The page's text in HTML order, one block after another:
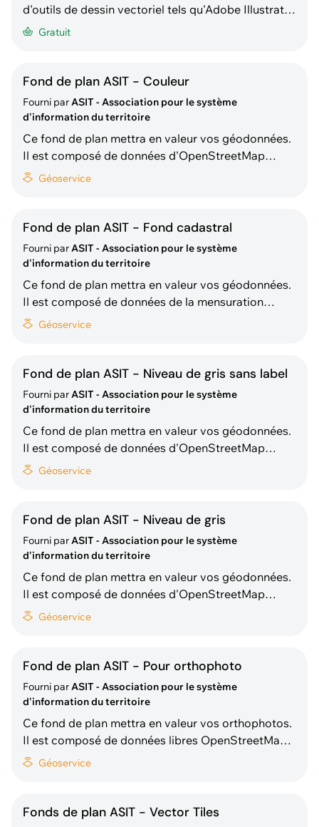
d'outils de dessin vectoriel tels qu'Adobe Illustrator
ou Inkscape ? Cette donnée vous fournit un fond
Chaque groupe d'objets possède une symbologie
Gratuit
Fond de plan ASIT - Couleur
Fourni parASIT - Association pour le système
d'information du territoire
Ce fond de plan mettra en valeur vos géodonnées.
Il est composé de données d'OpenStreetMap
(limites administratives, occupation du sol,
hors sol et adresses des bâtiments issues de la
MO) et de l'
Géoservice
Fond de plan ASIT - Fond cadastral
Fourni parASIT - Association pour le système
d'information du territoire
Ce fond de plan mettra en valeur vos géodonnées.
Il est composé de données de la mensuration
officielle (parcelles, DDP, bâtiments, adresses,
communales pour le Valais ne sont pas visible
Géoservice
Fond de plan ASIT - Niveau de gris sans label
Fourni parASIT - Association pour le système
d'information du territoire
Ce fond de plan mettra en valeur vos géodonnées.
Il est composé de données d'OpenStreetMap
(limites administratives, occupation du sol,
hors sol issues de la MO) et de l'Office fédéral de
topograp
Géoservice
Fond de plan ASIT - Niveau de gris
Fourni parASIT - Association pour le système
d'information du territoire
Ce fond de plan mettra en valeur vos géodonnées.
Il est composé de données d'OpenStreetMap
(limites administratives, occupation du sol,
hors sol et adresses des bâtiments issues de la
MO) et de l'
Géoservice
Fond de plan ASIT - Pour orthophoto
Fourni parASIT - Association pour le système
d'information du territoire
Ce fond de plan mettra en valeur vos orthophotos.
Il est composé de données libres OpenStreetMap
(réseaux routier, localités ) et de données de
Neuchâtel et Jura, ce sont les adresses de
Géoservice
Fonds de plan ASIT - Vector Tiles